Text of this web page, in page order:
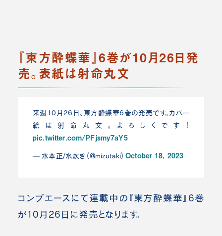
『東方酔蝶華』6巻が10月26日発
売。表紙は射命丸文
来週10月26日、東方酔蝶華6巻の発売です。カバー
絵は射命丸文。よろしくです！
pic.twitter.com/PFjsmy7aY5
— 水本正/水炊き (@mizutaki)October 18, 2023
コンプエースにて連載中の『東方酔蝶華』6巻
が10月26日に発売となります。